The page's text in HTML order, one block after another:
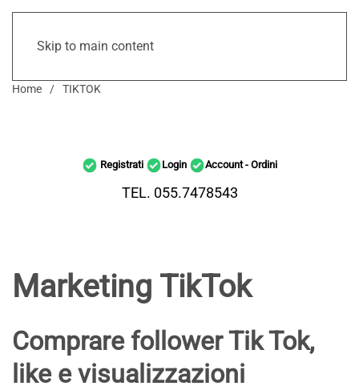
Skip to main content
Home TIKTOK
Registrati Login Account - Ordini
TEL. 055.7478543
Marketing TikTok
Comprare follower Tik Tok,
like e visualizzazioni